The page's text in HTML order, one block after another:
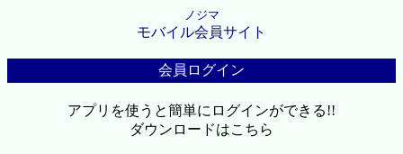
ノジマ
モバイル会員サイト
会員ログイン
アプリを使うと簡単にログインができる!!
ダウンロードはこちら